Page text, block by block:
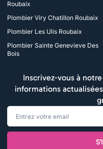
Roubaix
Plombier Viry Chatillon Roubaix
Plombier Les Ulis Roubaix
Plombier Sainte Genevieve Des
Bois
Inscrivez-vous à
informations
Email